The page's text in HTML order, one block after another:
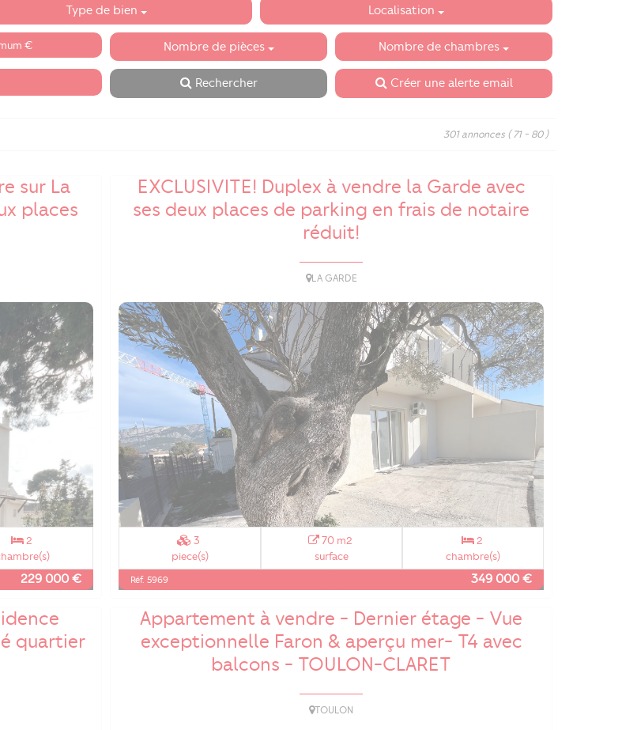
Type de bien Localisation
Nombre de pièces Nombre de chambres
Rechercher Créer une alerte email
301 annonces ( 71 - 80 )
sur La
places
2
229 000 €
EXCLUSIVITE! Duplex à vendre la Garde avec
ses deux places de parking en frais de notaire
réduit!
LA GARDE
3
piece(s)
70 m2
surface
2
chambre(s)
Réf. 5969 349 000 €
quartier
Appartement à vendre - Dernier étage - Vue
exceptionnelle Faron & aperçu mer- T4 avec
balcons - TOULON-CLARET
TOULON